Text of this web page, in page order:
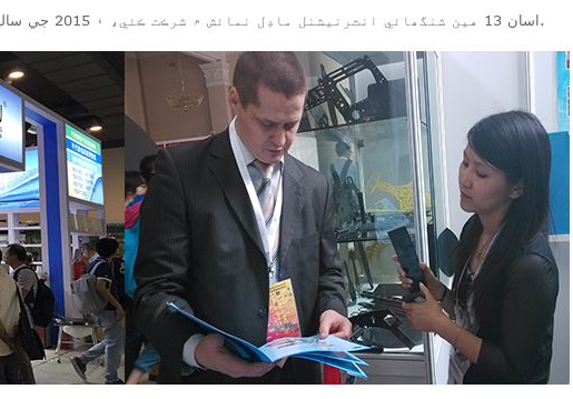
اسان 13 هين شنگھائي انٽرنيشنل ماڊل نمائش ۾ شرڪت ڪئي، ۽ 2015 جي سالياني ٽاپ 10 مشهور ادارن جي لقب سان نوازيو ويو.